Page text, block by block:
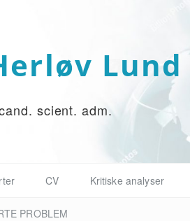
Lund
scient. adm.
CV Kritiske analyser
PROBLEM